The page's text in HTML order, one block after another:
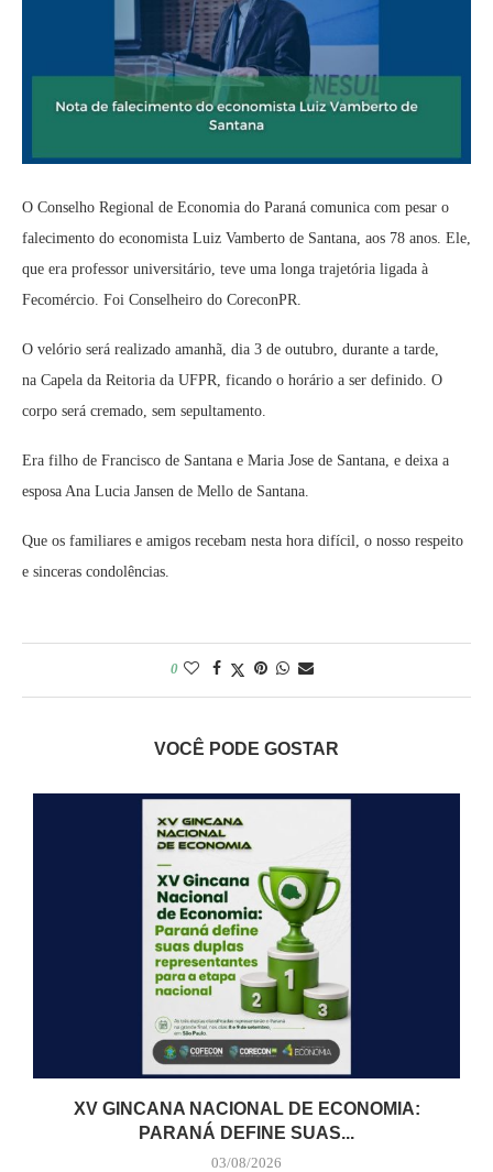
O Conselho Regional de Economia do Paraná comunica com pesar o
falecimento do economista Luiz Vamberto de Santana, aos 78 anos. Ele,
que era professor universitário, teve uma longa trajetória ligada à
Fecomércio. Foi Conselheiro do CoreconPR.
O velório será realizado amanhã, dia 3 de outubro, durante a tarde,
na Capela da Reitoria da UFPR, ficando o horário a ser definido. O
corpo será cremado, sem sepultamento.
Era filho de Francisco de Santana e Maria Jose de Santana, e deixa a
esposa Ana Lucia Jansen de Mello de Santana.
Que os familiares e amigos recebam nesta hora difícil, o nosso respeito
e sinceras condolências.
0
VOCÊ PODE GOSTAR
XV GINCANA NACIONAL DE ECONOMIA:
PARANÁ DEFINE SUAS...
03/08/2026